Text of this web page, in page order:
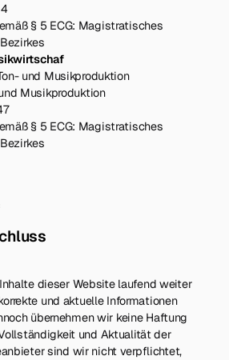
§ 5 ECG: Magistratisches
und Musikproduktion
Musikproduktion
§ 5 ECG: Magistratisches
dieser Website laufend weiter
und aktuelle Informationen
übernehmen wir keine Haftung
und Aktualität der
sind wir nicht verpflichtet,